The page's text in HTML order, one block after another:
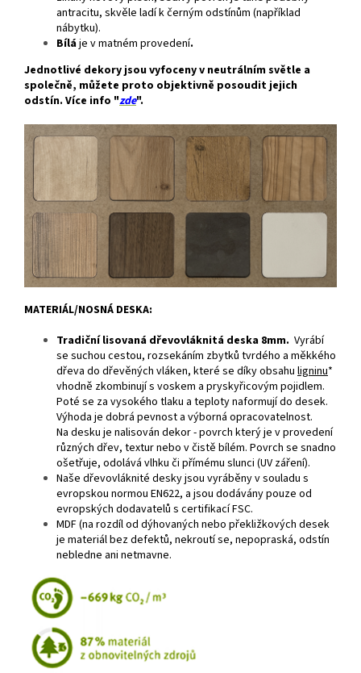
antracitu, skvěle ladí k černým odstínům (například
nábytku).
Bíláje v matném provedení.
Jednotlivé dekory jsou vyfoceny v neutrálním světle a
společně, můžete proto objektivně posoudit jejich
odstín. Více info "zde".
MATERIÁL/NOSNÁ DESKA:
Tradiční lisovaná dřevovláknitá deska 8mm. Vyrábí
se suchou cestou, rozsekáním zbytků tvrdého a měkkého
dřeva do dřevěných vláken, které se díky obsahu ligninu*
vhodně zkombinují s voskem a pryskyřicovým pojidlem.
Poté se za vysokého tlaku a teploty naformují do desek.
Výhoda je dobrá pevnost a výborná opracovatelnost.
Na desku je nalisován dekor - povrch který je v provedení
různých dřev, textur nebo v čistě bílém. Povrch se snadno
ošetřuje, odolává vlhku či přímému slunci (UV záření).
Naše dřevovláknité desky jsou vyráběny v souladu s
evropskou normou EN622, a jsou dodávány pouze od
evropských dodavatelů s certifikací FSC.
MDF (na rozdíl od dýhovaných nebo překližkových desek
je materiál bez defektů, nekroutí se, nepopraská, odstín
nebledne ani netmavne.